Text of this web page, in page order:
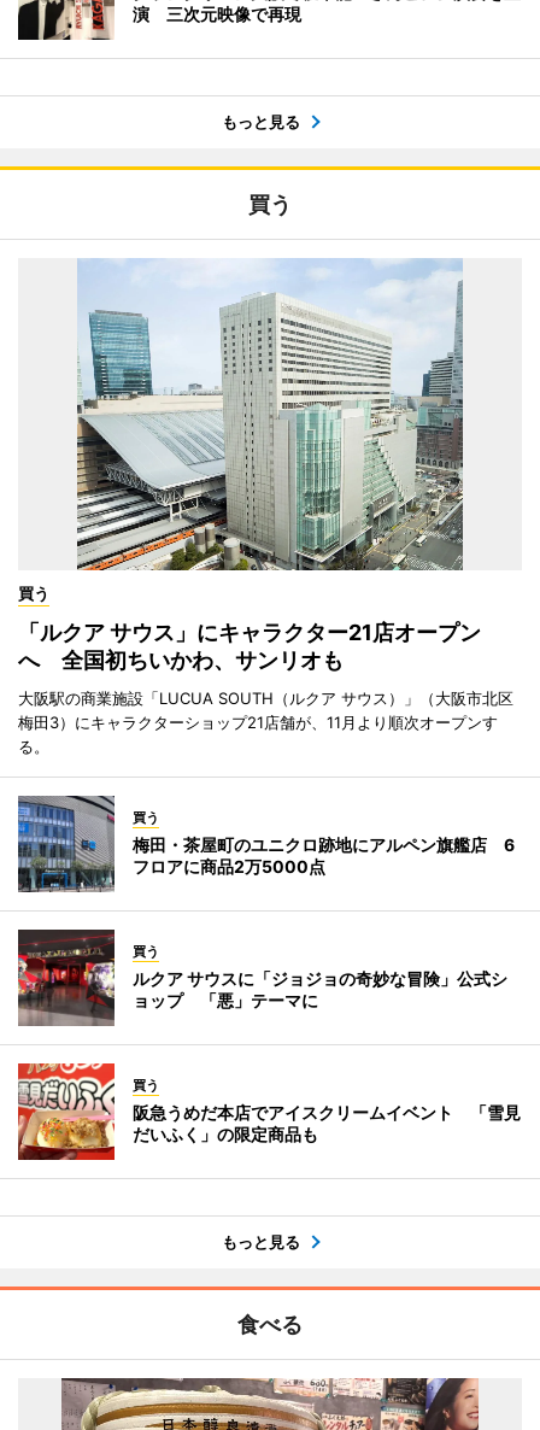
演 三次元映像で再現
もっと見る
買う
買う
「ルクア サウス」にキャラクター21店オープン
へ 全国初ちいかわ、サンリオも
大阪駅の商業施設「LUCUA SOUTH（ルクア サウス）」（大阪市北区
梅田3）にキャラクターショップ21店舗が、11月より順次オープンす
る。
買う
梅田・茶屋町のユニクロ跡地にアルペン旗艦店 6
フロアに商品2万5000点
買う
ルクア サウスに「ジョジョの奇妙な冒険」公式シ
ョップ 「悪」テーマに
買う
阪急うめだ本店でアイスクリームイベント 「雪見
だいふく」の限定商品も
もっと見る
食べる